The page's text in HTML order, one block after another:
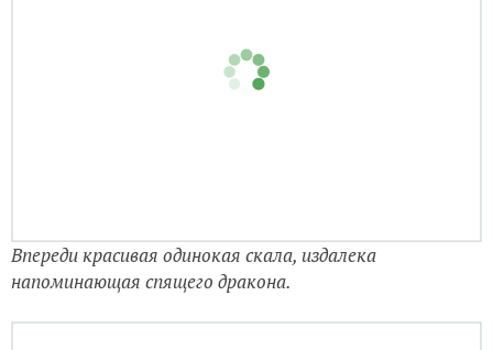
Впереди красивая одинокая скала, издалека
напоминающая спящего дракона.